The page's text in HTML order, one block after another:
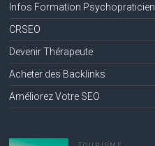
Infos Formation Psychopraticien
CRSEO
Devenir Thérapeute
Acheter des Backlinks
Améliorez Votre SEO